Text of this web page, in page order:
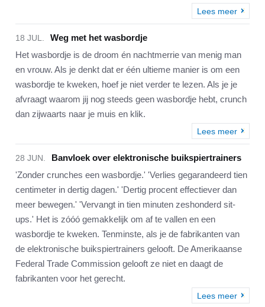
Lees meer
18 JUL.
Weg met het wasbordje
Het wasbordje is de droom én nachtmerrie van menig man
en vrouw. Als je denkt dat er één ultieme manier is om een
wasbordje te kweken, hoef je niet verder te lezen. Als je je
afvraagt waarom jij nog steeds geen wasbordje hebt, crunch
dan zijwaarts naar je muis en klik.
Lees meer
28 JUN.
Banvloek over elektronische buikspiertrainers
'Zonder crunches een wasbordje.' 'Verlies gegarandeerd tien
centimeter in dertig dagen.' 'Dertig procent effectiever dan
meer bewegen.' 'Vervangt in tien minuten zeshonderd sit-
ups.' Het is zóóó gemakkelijk om af te vallen en een
wasbordje te kweken. Tenminste, als je de fabrikanten van
de elektronische buikspiertrainers gelooft. De Amerikaanse
Federal Trade Commission gelooft ze niet en daagt de
fabrikanten voor het gerecht.
Lees meer